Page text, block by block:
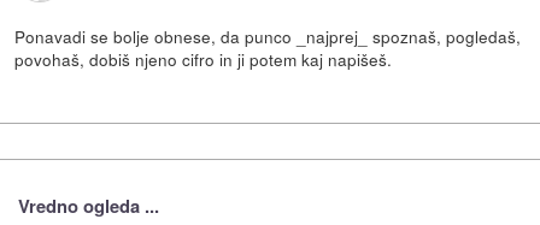
Ponavadi se bolje obnese, da punco _najprej_ spoznaš, pogledaš,
povohaš, dobiš njeno cifro in ji potem kaj napišeš.
Vredno ogleda ...